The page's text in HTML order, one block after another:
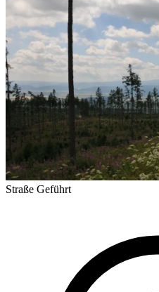
Straße Geführt